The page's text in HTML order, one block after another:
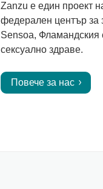
Zanzu е един проект
федерален център за
Sensoa, Фламандския
сексуално здраве.
Повече за нас